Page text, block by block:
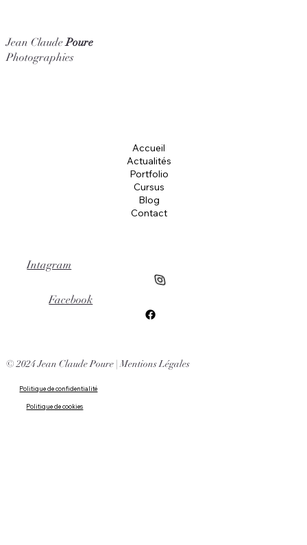
Jean ClaudePoure
Photographies
Accueil
Actualités
Portfolio
Cursus
Blog
Contact
Intagram
Facebook
© 2024 Jean Claude Poure |Mentions Légales
Politique de cookies
Politique de confidentialité